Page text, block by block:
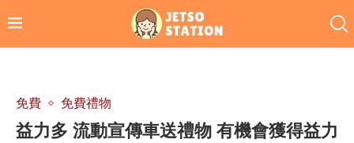
免費 免費禮物
益力多 流動宣傳車送禮物 有機會獲得益力